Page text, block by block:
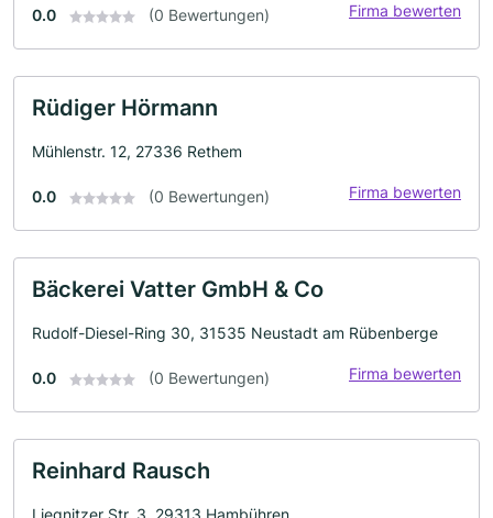
0.0 (0 Bewertungen) Firma bewerten
Rüdiger Hörmann
Mühlenstr. 12, 27336 Rethem
0.0 (0 Bewertungen) Firma bewerten
Bäckerei Vatter GmbH & Co
Rudolf-Diesel-Ring 30, 31535 Neustadt am Rübenberge
0.0 (0 Bewertungen) Firma bewerten
Reinhard Rausch
Liegnitzer Str. 3, 29313 Hambühren